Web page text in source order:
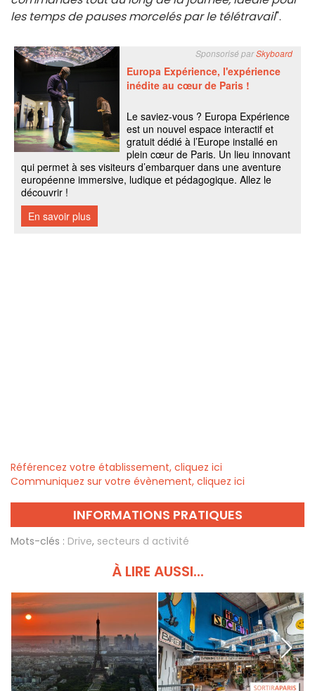
les temps de pauses morcelés par le télétravail".
Référencez votre établissement, cliquez ici
Communiquez sur votre évènement, cliquez ici
INFORMATIONS PRATIQUES
Mots-clés : Drive, secteurs d activité
À LIRE AUSSI...